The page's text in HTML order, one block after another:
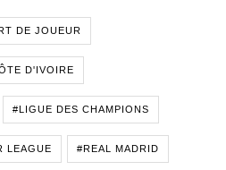
DE JOUEUR
D'IVOIRE
#LIGUE DES CHAMPIONS
LEAGUE #REAL MADRID